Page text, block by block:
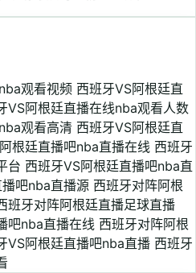
观看视频 西班牙VS阿根廷直
VS阿根廷直播在线nba观看人数
观看高清 西班牙VS阿根廷直
根廷直播吧nba直播在线 西班牙
台 西班牙VS阿根廷直播吧nba直
吧nba直播源 西班牙对阵阿根
班牙对阵阿根廷直播足球直播
吧nba直播在线 西班牙对阵阿根
VS阿根廷直播吧nba直播 西班牙